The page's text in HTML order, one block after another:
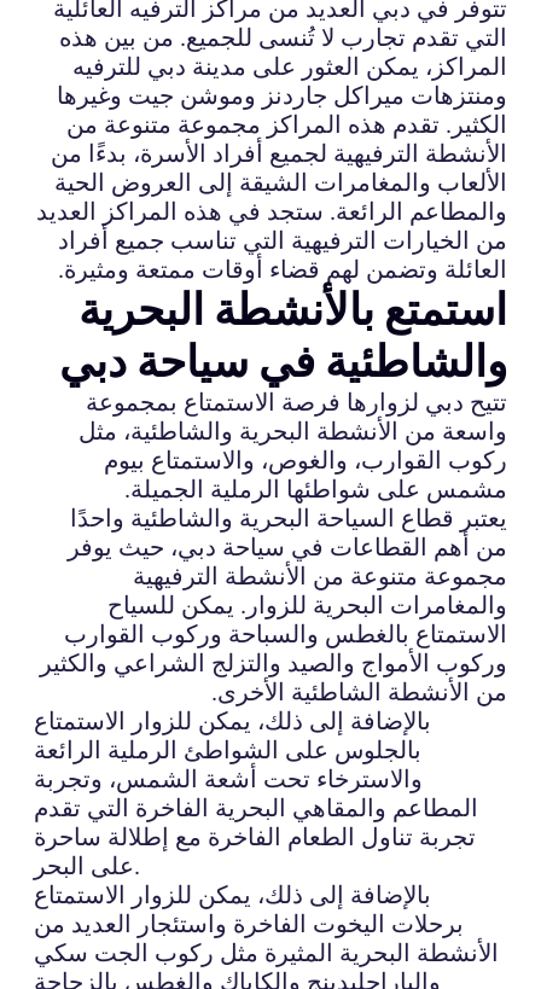
تتوفر في دبي العديد من مراكز الترفيه العائلية
التي تقدم تجارب لا تُنسى للجميع. من بين هذه
المراكز، يمكن العثور على مدينة دبي للترفيه
ومنتزهات ميراكل جاردنز وموشن جيت وغيرها
الكثير. تقدم هذه المراكز مجموعة متنوعة من
الأنشطة الترفيهية لجميع أفراد الأسرة، بدءًا من
الألعاب والمغامرات الشيقة إلى العروض الحية
والمطاعم الرائعة. ستجد في هذه المراكز العديد
من الخيارات الترفيهية التي تناسب جميع أفراد
العائلة وتضمن لهم قضاء أوقات ممتعة ومثيرة.
استمتع بالأنشطة البحرية
والشاطئية في سياحة دبي
تتيح دبي لزوارها فرصة الاستمتاع بمجموعة
واسعة من الأنشطة البحرية والشاطئية، مثل
ركوب القوارب، والغوص، والاستمتاع بيوم
مشمس على شواطئها الرملية الجميلة.
يعتبر قطاع السياحة البحرية والشاطئية واحدًا
من أهم القطاعات في سياحة دبي، حيث يوفر
مجموعة متنوعة من الأنشطة الترفيهية
والمغامرات البحرية للزوار. يمكن للسياح
الاستمتاع بالغطس والسباحة وركوب القوارب
وركوب الأمواج والصيد والتزلج الشراعي والكثير
من الأنشطة الشاطئية الأخرى.
بالإضافة إلى ذلك، يمكن للزوار الاستمتاع
بالجلوس على الشواطئ الرملية الرائعة
والاسترخاء تحت أشعة الشمس، وتجربة
المطاعم والمقاهي البحرية الفاخرة التي تقدم
تجربة تناول الطعام الفاخرة مع إطلالة ساحرة
على البحر.
بالإضافة إلى ذلك، يمكن للزوار الاستمتاع
برحلات اليخوت الفاخرة واستئجار العديد من
الأنشطة البحرية المثيرة مثل ركوب الجت سكي
والباراجليدينج والكاياك والغطس بالزجاجة